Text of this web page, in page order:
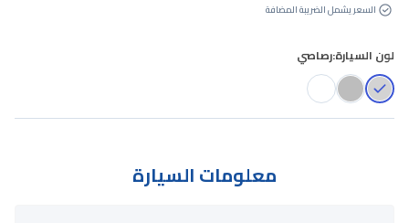
السعر يشمل الضريبة المضافة
لون السيارة:رصاصي
معلومات السيارة